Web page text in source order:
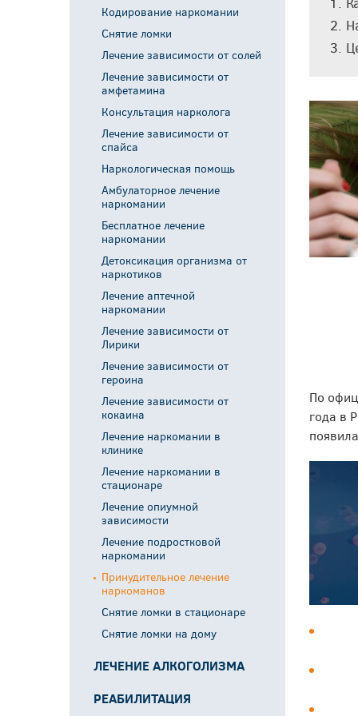
Бесплатное лечение
наркомании
наркотиков
наркомании зависимости от
Лечение
зависимости от
героина
Лечение
кокаина
Лечение наркомании
в клинике
Лечение наркомании
в стационаре
Лечение опиумной
зависимости
Лечение
подростковой
Принудительное
лечение наркоманов
Снятие ломки на
дому
Кодирование от
алкоголизма
Бесплатное
организма от
алкоголя
Капельница от
похмелья
Кодирование
женского
алкоголизма
Лечение
в стационаре
Лечение
Кодирование наркомании
Снятие ломки
Лечение зависимости от солей
Лечение зависимости от
амфетамина
Консультация нарколога
Лечение зависимости от
спайса
Наркологическая помощь
Амбулаторное лечение
наркомании
Бесплатное лечение
наркомании
Детоксикация организма от
наркотиков
Лечение аптечной
наркомании
Лечение зависимости от
Лирики
Лечение зависимости от
героина
Лечение зависимости от
кокаина
Лечение наркомании в
клинике
Лечение наркомании в
стационаре
Лечение опиумной
зависимости
Лечение подростковой
наркомании
Принудительное лечение
наркоманов
Снятие ломки в стационаре
Снятие ломки на дому
ЛЕЧЕНИЕ АЛКОГОЛИЗМА
Вывод из запоя в стационаре
РЕАБИЛИТАЦИЯ
По
года в